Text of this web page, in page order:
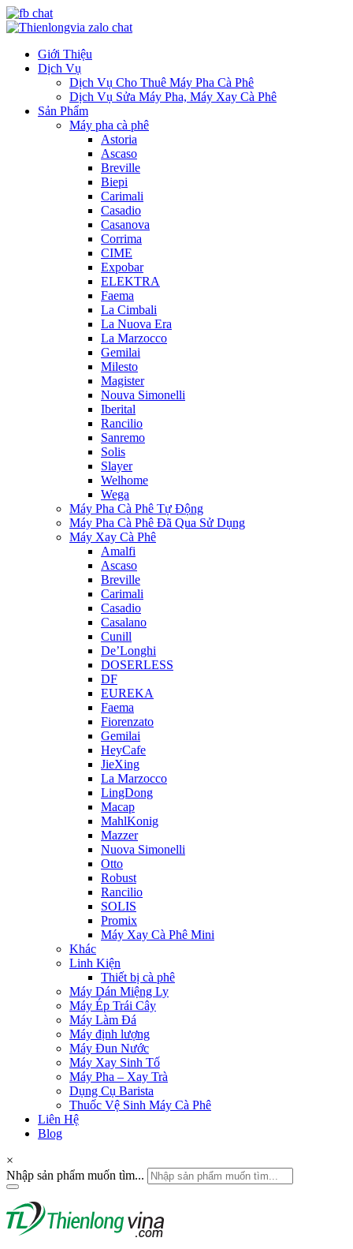
Giới Thiệu
Dịch Vụ
Dịch Vụ Cho Thuê Máy Pha Cà Phê
Dịch Vụ Sửa Máy Pha, Máy Xay Cà Phê
Sản Phẩm
Máy pha cà phê
Astoria
Ascaso
Breville
Biepi
Carimali
Casadio
Casanova
Corrima
CIME
Expobar
ELEKTRA
Faema
La Cimbali
La Nuova Era
La Marzocco
Gemilai
Milesto
Magister
Nouva Simonelli
Iberital
Rancilio
Sanremo
Solis
Slayer
Welhome
Wega
Máy Pha Cà Phê Tự Động
Máy Pha Cà Phê Đã Qua Sử Dụng
Máy Xay Cà Phê
Amalfi
Ascaso
Breville
Carimali
Casadio
Casalano
Cunill
De’Longhi
DOSERLESS
DF
EUREKA
Faema
Fiorenzato
Gemilai
HeyCafe
JieXing
La Marzocco
LingDong
Macap
MahlKonig
Mazzer
Nuova Simonelli
Otto
Robust
Rancilio
SOLIS
Promix
Máy Xay Cà Phê Mini
Khác
Linh Kiện
Thiết bị cà phê
Máy Dán Miệng Ly
Máy Ép Trái Cây
Máy Làm Đá
Máy định lượng
Máy Đun Nước
Máy Xay Sinh Tố
Máy Pha – Xay Trà
Dụng Cụ Barista
Thuốc Vệ Sinh Máy Cà Phê
Liên Hệ
Blog
×
Nhập sản phẩm muốn tìm...